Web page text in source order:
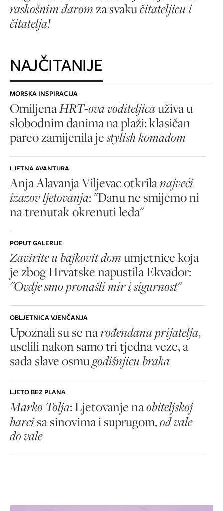
raskošnim daromza svakučitateljicu i
čitatelja!
NAJČITANIJE
MORSKA INSPIRACIJA
OmiljenaHRT-ova voditeljicauživa u
slobodnim danima na plaži: klasičan
pareo zamijenila jestylish komadom
LJETNA AVANTURA
Anja Alavanja Viljevac otkrilanajveći
izazov ljetovanja: "Danu ne smijemo ni
na trenutak okrenuti leđa"
POPUT GALERIJE
Zavirite u bajkovit domumjetnice koja
je zbog Hrvatske napustila Ekvador:
"Ovdje smo pronašli mir i sigurnost"
OBLJETNICA VJENČANJA
Upoznali su se narođendanu prijatelja,
uselili nakon samo tri tjedna veze, a
sada slave osmugodišnjicu braka
LJETO BEZ PLANA
Marko Tolja: Ljetovanje naobiteljskoj
barcisa sinovima i suprugom,od vale
do vale